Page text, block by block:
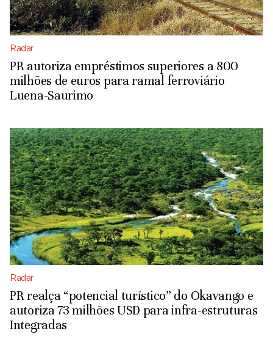
Radar
PR autoriza empréstimos superiores a 800
milhões de euros para ramal ferroviário
Luena-Saurimo
Radar
PR realça “potencial turístico” do Okavango e
autoriza 73 milhões USD para infra-estruturas
Integradas